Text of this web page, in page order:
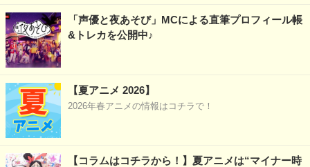
「声優と夜あそび」MCによる直筆プロフィール帳
&トレカを公開中♪
【夏アニメ 2026】
2026年春アニメの情報はコチラで！
【コラムはコチラから！】夏アニメは“マイナー時